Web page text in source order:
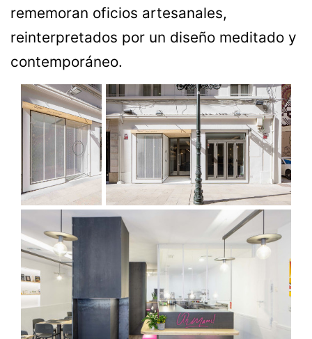
rememoran oficios artesanales,
reinterpretados por un diseño meditado y
contemporáneo.